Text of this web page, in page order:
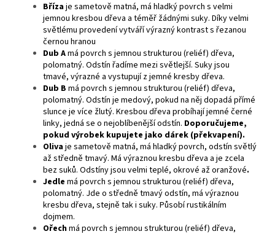
Břízaje sametově matná, má hladký povrch s velmi
jemnou kresbou dřeva a téměř žádnými suky. Díky velmi
světlému provedení vytváří výrazný kontrast s řezanou
černou hranou
Dub Amá povrch s jemnou strukturou (reliéf) dřeva,
polomatný. Odstín řadíme mezi světlejší. Suky jsou
tmavé, výrazné a vystupují z jemné kresby dřeva.
Dub B má povrch s jemnou strukturou (reliéf) dřeva,
polomatný. Odstín je medový, pokud na něj dopadá přímé
slunce je více žlutý. Kresbou dřeva probíhají jemné černé
linky, jedná se o nejoblíbenější odstín. Doporučujeme,
pokud výrobek kupujete jako dárek (překvapení).
Olivaje sametově matná, má hladký povrch, odstín světlý
až středně tmavý. Má výraznou kresbu dřeva a je zcela
bez suků. Odstíny jsou velmi teplé, okrové až oranžové.
Jedle má povrch s jemnou strukturou (reliéf) dřeva,
polomatný. Jde o středně tmavý odstín, má výraznou
kresbu dřeva, stejně tak i suky. Působí rustikálním
dojmem.
Ořechmá povrch s jemnou strukturou (reliéf) dřeva,